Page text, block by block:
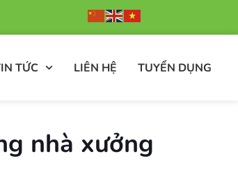
TỨC LIÊN HỆ TUYỂN DỤNG
nhà xưởng